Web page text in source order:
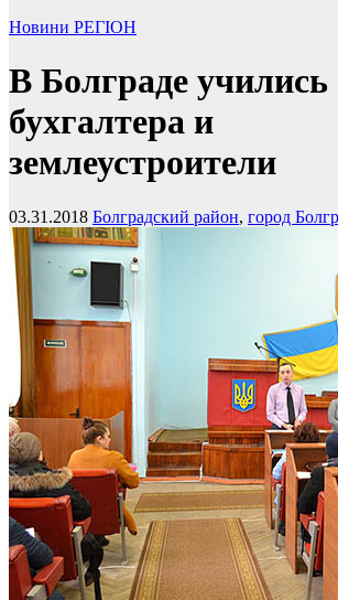
Новини РЕГІОН
В Болграде учились
бухгалтера и
землеустроители
03.31.2018 Болградский район, город